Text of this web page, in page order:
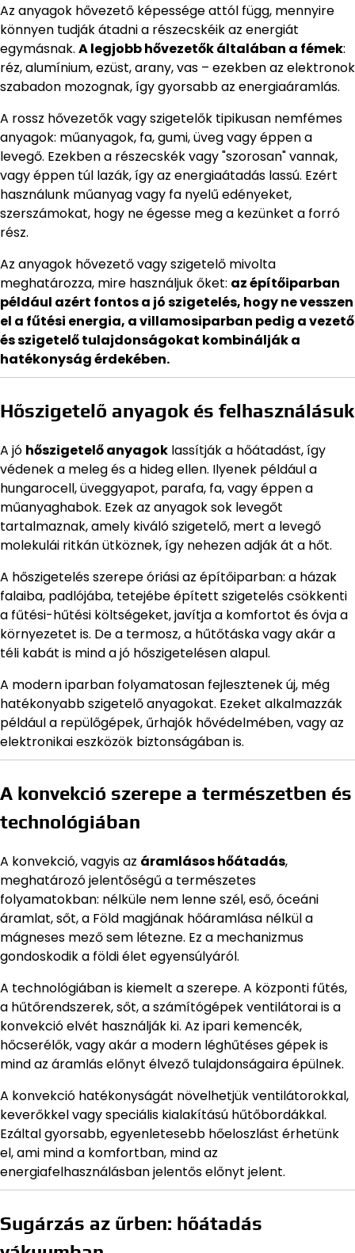
Az anyagok hővezető képessége attól függ, mennyire
könnyen tudják átadni a részecskéik az energiát
egymásnak. A legjobb hővezetők általában a fémek:
réz, alumínium, ezüst, arany, vas – ezekben az elektronok
szabadon mozognak, így gyorsabb az energiaáramlás.
A rossz hővezetők vagy szigetelők tipikusan nemfémes
anyagok: műanyagok, fa, gumi, üveg vagy éppen a
levegő. Ezekben a részecskék vagy "szorosan" vannak,
vagy éppen túl lazák, így az energiaátadás lassú. Ezért
használunk műanyag vagy fa nyelű edényeket,
szerszámokat, hogy ne égesse meg a kezünket a forró
rész.
Az anyagok hővezető vagy szigetelő mivolta
meghatározza, mire használjuk őket: az építőiparban
például azért fontos a jó szigetelés, hogy ne vesszen
el a fűtési energia, a villamosiparban pedig a vezető
és szigetelő tulajdonságokat kombinálják a
hatékonyság érdekében.
Hőszigetelő anyagok és felhasználásuk
A jó hőszigetelő anyagok lassítják a hőátadást, így
védenek a meleg és a hideg ellen. Ilyenek például a
hungarocell, üveggyapot, parafa, fa, vagy éppen a
műanyaghabok. Ezek az anyagok sok levegőt
tartalmaznak, amely kiváló szigetelő, mert a levegő
molekulái ritkán ütköznek, így nehezen adják át a hőt.
A hőszigetelés szerepe óriási az építőiparban: a házak
falaiba, padlójába, tetejébe épített szigetelés csökkenti
a fűtési-hűtési költségeket, javítja a komfortot és óvja a
környezetet is. De a termosz, a hűtőtáska vagy akár a
téli kabát is mind a jó hőszigetelésen alapul.
A modern iparban folyamatosan fejlesztenek új, még
hatékonyabb szigetelő anyagokat. Ezeket alkalmazzák
például a repülőgépek, űrhajók hővédelmében, vagy az
elektronikai eszközök biztonságában is.
A konvekció szerepe a természetben és
technológiában
A konvekció, vagyis az áramlásos hőátadás,
meghatározó jelentőségű a természetes
folyamatokban: nélküle nem lenne szél, eső, óceáni
áramlat, sőt, a Föld magjának hőáramlása nélkül a
mágneses mező sem létezne. Ez a mechanizmus
gondoskodik a földi élet egyensúlyáról.
A technológiában is kiemelt a szerepe. A központi fűtés,
a hűtőrendszerek, sőt, a számítógépek ventilátorai is a
konvekció elvét használják ki. Az ipari kemencék,
hőcserélők, vagy akár a modern léghűtéses gépek is
mind az áramlás előnyt élvező tulajdonságaira épülnek.
A konvekció hatékonyságát növelhetjük ventilátorokkal,
keverőkkel vagy speciális kialakítású hűtőbordákkal.
Ezáltal gyorsabb, egyenletesebb hőeloszlást érhetünk
el, ami mind a komfortban, mind az
energiafelhasználásban jelentős előnyt jelent.
Sugárzás az űrben: hőátadás